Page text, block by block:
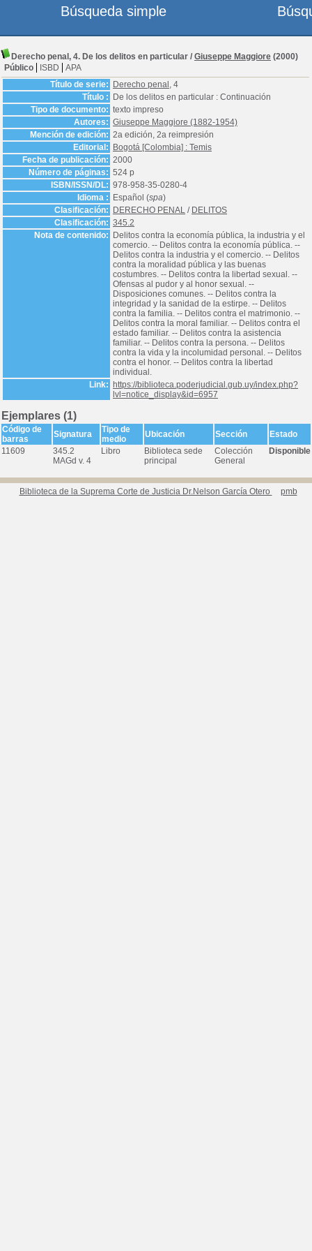
Derecho penal, 4. De los delitos en particular / Giuseppe Maggiore (2000)
Público
ISBD
APA
Título de serie:
Derecho penal , 4
Título :
De los delitos en particular : Continuación
Tipo de documento: texto impreso
Autores: Giuseppe Maggiore (1882-1954)
Mención de edición: 2a edición, 2a reimpresión
Editorial:
Bogotá [Colombia] : Temis
Fecha de publicación: 2000
Número de páginas: 524 p
ISBN/ISSN/DL: 978-958-35-0280-4
Idioma :
Español (spa)
Clasificación:
DERECHO PENAL / DELITOS
Clasificación: 345.2
Nota de contenido:
Delitos contra la economía pública, la industria y el
comercio. -- Delitos contra la economía pública. --
Delitos contra la industria y el comercio. -- Delitos
contra la moralidad pública y las buenas
costumbres. -- Delitos contra la libertad sexual. --
Ofensas al pudor y al honor sexual. --
Disposiciones comunes. -- Delitos contra la
integridad y la sanidad de la estirpe. -- Delitos
contra la familia. -- Delitos contra el matrimonio. --
Delitos contra la moral familiar. -- Delitos contra el
estado familiar. -- Delitos contra la asistencia
familiar. -- Delitos contra la persona. -- Delitos
contra la vida y la incolumidad personal. -- Delitos
contra el honor. -- Delitos contra la libertad
individual.
Link:
https://biblioteca.poderjudicial.gub.uy/index.php?
lvl=notice_display&id=6957
Ejemplares (1)
Código de
barras
Signatura
Tipo de
medio
Ubicación Sección
Estado
11609
345.2
MAGd v. 4
Libro
Biblioteca sede
principal
Colección
General
Disponible
Biblioteca de la Suprema Corte de Justicia Dr.Nelson García Otero pmb
Búsqueda simple